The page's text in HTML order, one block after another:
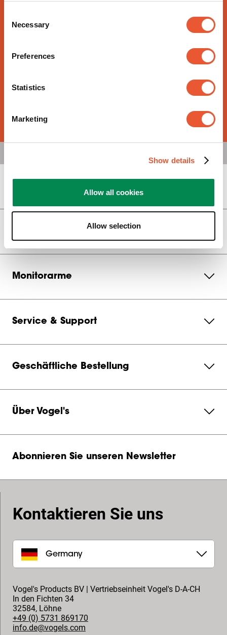
Selection
Necessary
Preferences
Statistics
Marketing
Show details
Allow all cookies
Allow selection
Bleiben Sie mit den neuesten Vogel's-Nachrichten wie
und Werbeaktionen auf dem Laufenden. Bitte bestätigen
Sie, dass Sie gerne von uns hören möchten, indem Sie
Abonnieren
Videowall Halterungen
Monitorarme
Service & Support
Geschäftliche Bestellung
Über Vogel's
Abonnieren Sie unseren Newsletter
Kontaktieren Sie uns
Germany
Vogel's Products BV | Vertriebseinheit Vogel's D-A-CH
In den Fichten 34
32584, Löhne
+49 (0) 5731 869170
info.de@vogels.com